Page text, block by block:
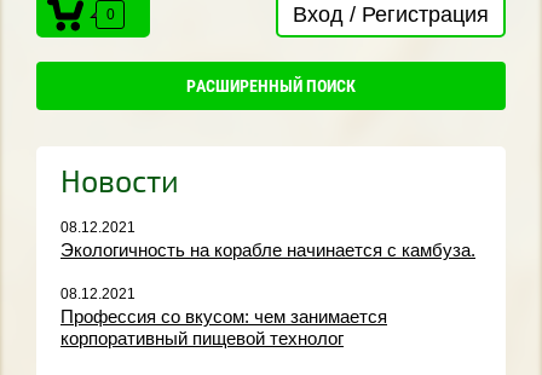
0 Вход / Регистрация
РАСШИРЕННЫЙ ПОИСК
Новости
08.12.2021
Экологичность на корабле начинается с камбуза.
08.12.2021
Профессия со вкусом: чем занимается
корпоративный пищевой технолог